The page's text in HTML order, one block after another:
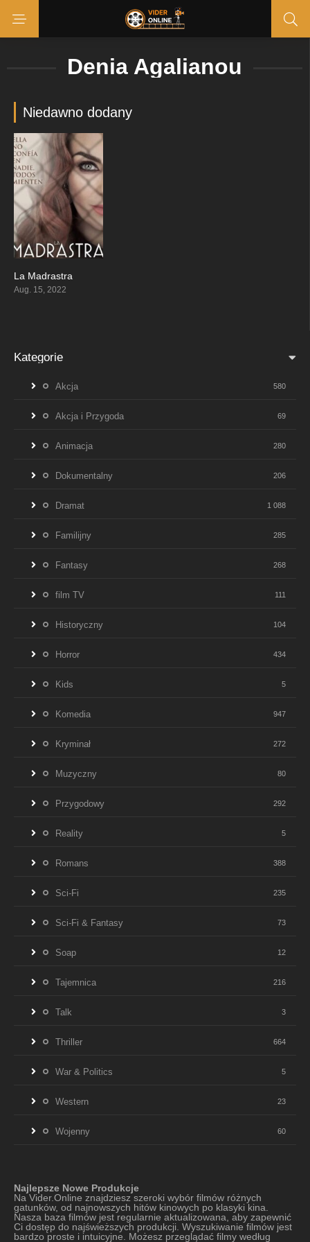
Denia Agalianou
Niedawno dodany
La Madrastra
Aug. 15, 2022
Kategorie
Akcja 580
Akcja i Przygoda 69
Animacja 280
Dokumentalny 206
Dramat 1 088
Familijny 285
Fantasy 268
film TV 111
Historyczny 104
Horror 434
Kids 5
Komedia 947
Kryminał 272
Muzyczny 80
Przygodowy 292
Reality 5
Romans 388
Sci-Fi 235
Sci-Fi & Fantasy 73
Soap 12
Tajemnica 216
Talk 3
Thriller 664
War & Politics 5
Western 23
Wojenny 60
Najlepsze Nowe Produkcje
Na Vider.Online znajdziesz szeroki wybór filmów różnych
gatunków, od najnowszych hitów kinowych po klasyki kina.
Nasza baza filmów jest regularnie aktualizowana, aby zapewnić
Ci dostęp do najświeższych produkcji. Wyszukiwanie filmów jest
bardzo proste i intuicyjne. Możesz przeglądać filmy według